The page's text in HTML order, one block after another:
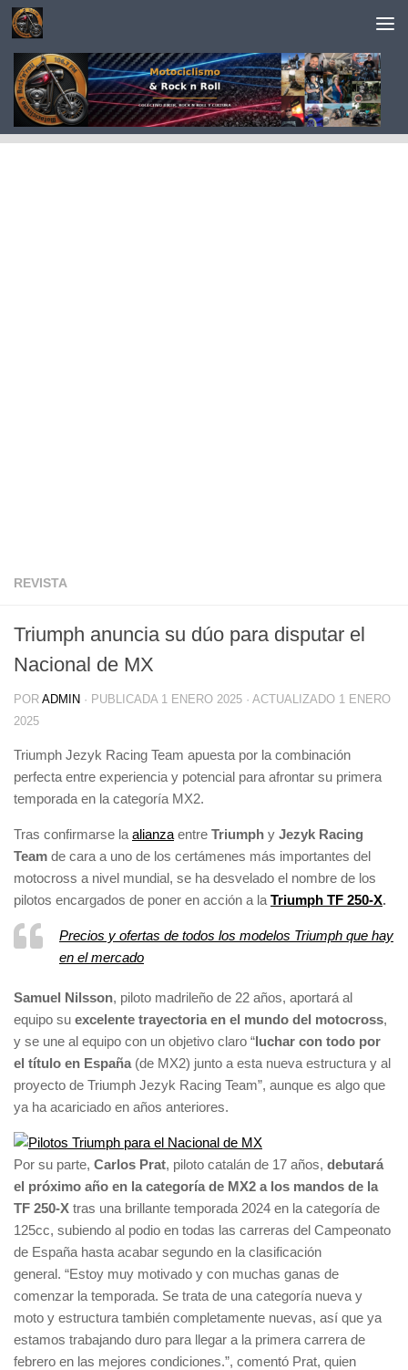
Saltar al contenido
REVISTA
Triumph anuncia su dúo para disputar el
Nacional de MX
POR ADMIN · PUBLICADA 1 ENERO 2025 · ACTUALIZADO 1 ENERO
2025
Triumph Jezyk Racing Team apuesta por la combinación
perfecta entre experiencia y potencial para afrontar su primera
temporada en la categoría MX2.
Tras confirmarse la alianza entre Triumph y Jezyk Racing
Team de cara a uno de los certámenes más importantes del
motocross a nivel mundial, se ha desvelado el nombre de los
pilotos encargados de poner en acción a la Triumph TF 250-X.
Precios y ofertas de todos los modelos Triumph que hay
en el mercado
Samuel Nilsson, piloto madrileño de 22 años, aportará al
equipo su excelente trayectoria en el mundo del motocross,
y se une al equipo con un objetivo claro “luchar con todo por
el título en España (de MX2) junto a esta nueva estructura y al
proyecto de Triumph Jezyk Racing Team”, aunque es algo que
ya ha acariciado en años anteriores.
Por su parte, Carlos Prat, piloto catalán de 17 años, debutará
el próximo año en la categoría de MX2 a los mandos de la
TF 250-X tras una brillante temporada 2024 en la categoría de
125cc, subiendo al podio en todas las carreras del Campeonato
de España hasta acabar segundo en la clasificación
general. “Estoy muy motivado y con muchas ganas de
comenzar la temporada. Se trata de una categoría nueva y
moto y estructura también completamente nuevas, así que ya
estamos trabajando duro para llegar a la primera carrera de
febrero en las mejores condiciones.”, comentó Prat, quien